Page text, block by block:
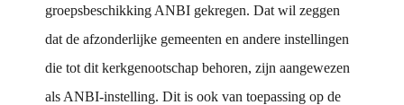
groepsbeschikking ANBI gekregen. Dat wil zeggen
dat de afzonderlijke gemeenten en andere instellingen
die tot dit kerkgenootschap behoren, zijn aangewezen
als ANBI-instelling. Dit is ook van toepassing op de